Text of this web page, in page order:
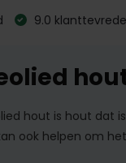
9.0
hout is hout dat
ook helpen om